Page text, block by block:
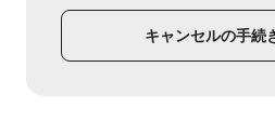
キャンセルの手続